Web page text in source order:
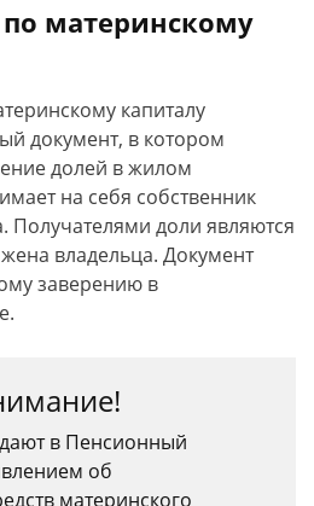
по материнскому
капиталу
документ, в котором
долей в жилом
на себя собственник
Получателями доли являются
владельца. Документ
заверению в
в Пенсионный
об
материнского